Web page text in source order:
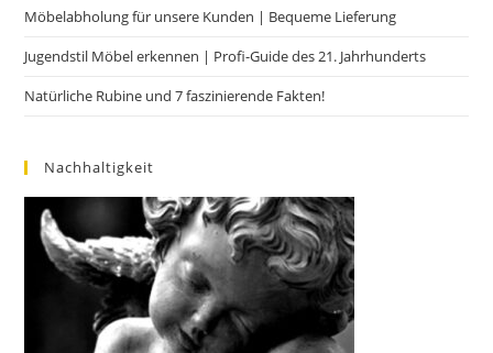
Möbelabholung für unsere Kunden | Bequeme Lieferung
Jugendstil Möbel erkennen | Profi-Guide des 21. Jahrhunderts
Natürliche Rubine und 7 faszinierende Fakten!
Nachhaltigkeit